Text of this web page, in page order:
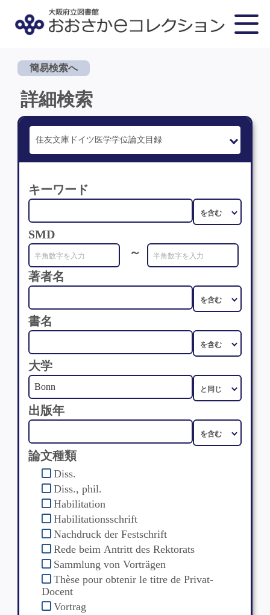
簡易検索へ
詳細検索
キーワード
SMD
～
著者名
書名
大学
出版年
論文種類
Diss.
Diss., phil.
Habilitation
Habilitationsschrift
Nachdruck der Festschrift
Rede beim Antritt des Rektorats
Sammlung von Vorträgen
Thèse pour obtenir le titre de Privat-
Docent
Vortrag